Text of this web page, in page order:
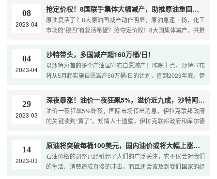
进磷化工行业和企业向着高质量发展的目标迈进。”4月14～15
日，与会专家在湖北宜昌召开的2023中国(宜昌)磷化工产业发
展大会暨第二届磷酸铁锂发展战略研讨会上表示。结构调整卓
有成效工信部原材料司二级巡视员韩敬友指出，近年来，磷化
08
2023-04
抢定价权！8国联手集体大幅减产，助推原油重回高位，波及环氧、尼龙等三大产业链！
原油复活了？8大原油国减产动作明显，原油急速上扬，化工
市场的“银四”有复活希望？抢夺定价权！8大国集体减产，共推
醇、液化天然气呈下行状态，七月的原油产品均成上涨状态。
其中，WTI原油、布伦特原油均在4月首周实现超8%的上涨。
自俄乌开战以来，原油市场一直处于动荡状态，大涨大落成为
日常。本次原油又为何忽然上涨？据广化君了解，4月以来，
04
2023-04
沙特带头，多国减产超160万桶/日！
以沙特为首的多个产油国宣布自愿减产！昨晚十点，沙特宣布
将从5月起实施自愿减产50万桶/日的计划，直到2023年底。伊
的石油产量，持续到2023年底。俄罗斯副总理诺瓦克称，俄罗
斯将自愿减产50万桶/日，直到2023年底。阿联酋石油部长
称，将从5月到2023年底自愿将石油产量降低14.4万桶/日。科
威特将自愿从5月开始削减12.8万桶/日的石
29
2023-03
深夜暴涨！油价一夜狂飙5%，溢价近九成，沙特阿美强势入股荣盛石化！
油价一夜狂飙5%昨夜，国际市场传出消息，伊拉克联邦政府
的关键谈判“黄了”。知情人士透露，伊拉克联邦政府和库尔德
每天能出口约40万桶原油。消息公布后，内外盘油价均显著回
暖。昨天夜盘开盘，燃料油涨超2%，SC原油、低硫燃料油
（LU）涨近2%，美油涨超2%。美股盘中，美、布两油持续走
高，WTI原油日内大涨5%，布伦特原油涨4.37%。截至今
14
2023-03
原油将突破每桶100美元，国内油价或将大幅上涨？7元时代结束？
石油价格的调整已经引起了人们的广泛关注，它不仅会对我们
的生活、消费造成直接的冲击，而且还会波及到我们国家的经